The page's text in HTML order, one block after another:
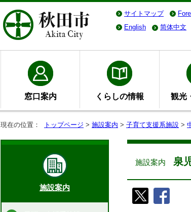
サイトマップ
English
简体中文
窓口案内 くらしの情報 観光
現在の位置： トップページ > 施設案内 > 子育て支援系施設 >
施設案内 泉
施設案内